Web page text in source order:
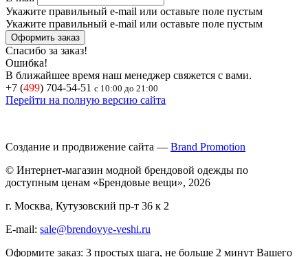
Укажите правильный e-mail или оставьте поле пустым
Укажите правильный e-mail или оставьте поле пустым
Спасибо за заказ!
Ошибка!
В ближайшее время наш менеджер свяжется с вами.
+7 (499) 704-54-51 с 10:00 до 21:00
Перейти на полную версию сайта
Создание и продвижение сайта — Brand Promotion
© Интернет-магазин модной брендовой одежды по
доступным ценам «Брендовые вещи», 2026
г. Москва, Кутузовский пр-т 36 к 2
E-mail: sale@brendovye-veshi.ru
Оформите заказ: 3 простых шага, не больше 2 минут Вашего